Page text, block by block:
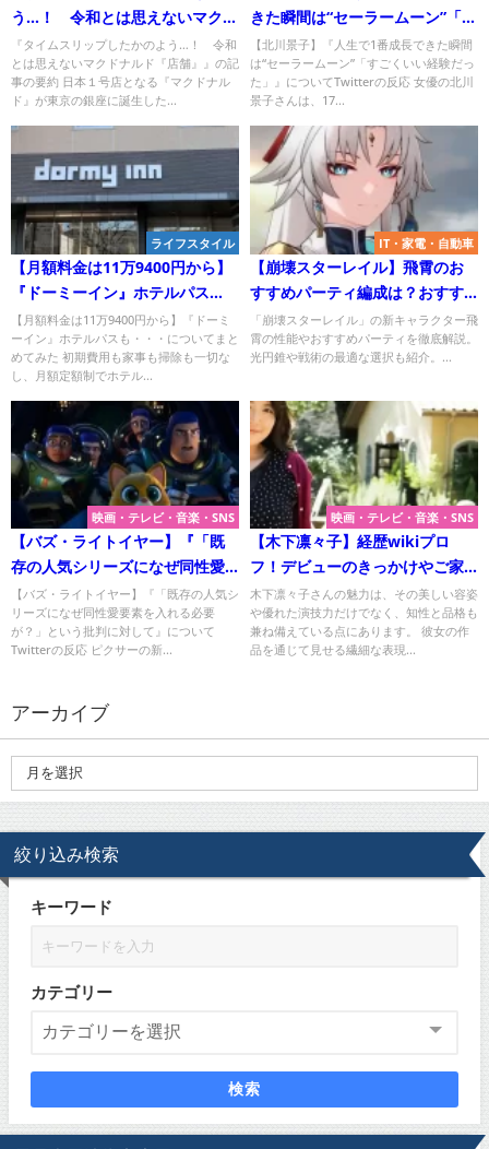
う…！ 令和とは思えないマクド
ナルド『店舗』』について
Twitterの反応
『タイムスリップしたかのよう…！ 令和
とは思えないマクドナルド『店舗』』の記
事の要約 日本１号店となる『マクドナル
ド』が東京の銀座に誕生した...
きた瞬間は“セーラームーン”「す
ごくいい経験だった」』につい
て
【北川景子】『人生で1番成長できた瞬間
は“セーラームーン”「すごくいい経験だっ
た」』についてTwitterの反応 女優の北川
景子さんは、17...
ライフスタイル
【月額料金は11万9400円から】
『ドーミーイン』ホテルパス
も・・・
【月額料金は11万9400円から】『ドーミ
ーイン』ホテルパスも・・・についてまと
めてみた 初期費用も家事も掃除も一切な
し、月額定額制でホテル...
IT・家電・自動車
【崩壊スターレイル】飛霄のお
すすめパーティ編成は？おすす
めキャラクターと戦略・性能予
想！
「崩壊スターレイル」の新キャラクター飛
霄の性能やおすすめパーティを徹底解説。
光円錐や戦術の最適な選択も紹介。...
映画・テレビ・音楽・SNS
【バズ・ライトイヤー】『「既
存の人気シリーズになぜ同性愛
要素を入れる必要が？」という
批判に対して』について
【バズ・ライトイヤー】『「既存の人気シ
リーズになぜ同性愛要素を入れる必要
が？」という批判に対して』について
Twitterの反応 ピクサーの新...
映画・テレビ・音楽・SNS
【木下凛々子】経歴wikiプロ
フ！デビューのきっかけやご家
庭の反応は？
木下凛々子さんの魅力は、その美しい容姿
や優れた演技力だけでなく、知性と品格も
兼ね備えている点にあります。 彼女の作
品を通じて見せる繊細な表現...
アーカイブ
絞り込み検索
キーワード
カテゴリー
検索